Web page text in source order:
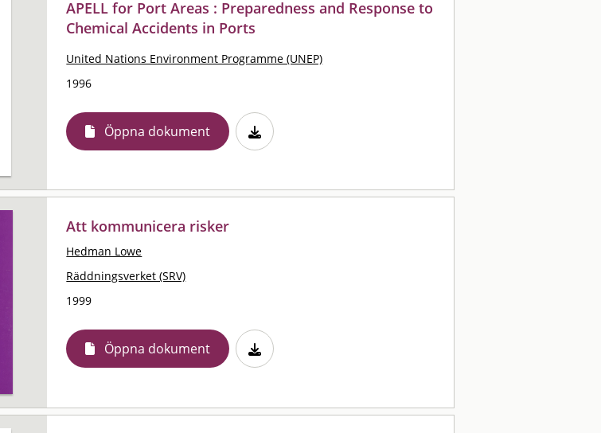
APELL for Port Areas : Preparedness and Response to
Chemical Accidents in Ports
United Nations Environment Programme (UNEP)
1996
Öppna dokument
Att kommunicera risker
Hedman Lowe
Räddningsverket (SRV)
1999
Öppna dokument